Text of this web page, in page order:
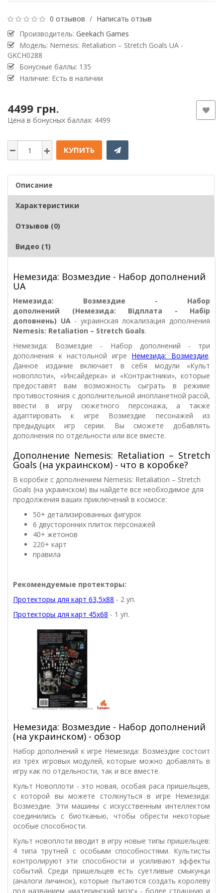
0 отзывов / Написать отзыв
Производитель: Geekach Games
Модель: Nemesis: Retaliation – Stretch Goals UA -
GKCH0288
Бонусные баллы: 135
Наличие: Есть в наличии
4499 грн.
Цена в бонусных баллах: 4499
КУПИТЬ
Описание
Характеристики
Отзывов (0)
Видео (1)
Немезида: Возмездие - Набор дополнений
UA
Немезида: Возмездие - Набор
дополнений (Немезида: Відплата - Набір
доповнень) UA - украинская локализация дополнения
Nemesis: Retaliation – Stretch Goals.
Немезида: Возмездие - Набор дополнений - три
дополнения к настольной игре Немезида: Возмездие.
Данное издание включает в себя модули «Культ
новоплоти», «Инсайдерка» и «Контрактники», которые
предоставят вам возможность сыграть в режиме
противостояния с дополнительной инопланетной расой,
ввести в игру сюжетного персонажа, а также
адаптировать к игре Возмездие песонажей из
предыдущих игр серии. Вы сможете добавлять
дополнения по отдельности или все вместе.
Дополнение Nemesis: Retaliation – Stretch
Goals (на украинском) - что в коробке?
В коробке с дополнением Nemesis: Retaliation – Stretch
Goals (на украинском) вы найдете все необходимое для
продолжения ваших приключений в космосе:
50+ детализированных фигурок
6 двусторонних плиток персонажей
40+ жетонов
220+ карт
правила
Рекомендуемые протекторы:
Протекторы для карт 63,5x88 - 2 уп.
Протекторы для карт 45x68 - 1 уп.
Немезида: Возмездие - Набор дополнений
(на украинском) - обзор
Набор дополнений к игре Немезида: Возмездие состоит
из трёх игровых модулей, которые можно добавлять в
игру как по отдельности, так и все вместе.
Культ Новоплоти - это новая, особая раса пришельцев,
с которой вы можете столкнуться в игре Немезида:
Возмездие. Эти машины с искусственным интеллектом
соединились с биотканью, чтобы обрести некоторые
особые способности.
Культ новоплоти вводит в игру новые типы пришельцев:
4 типа трутней с особыми способностями. Культисты
контролируют эти способности и усиливают эффекты
событий. Среди пришельцев есть суетливые смыкунци
(аналоги личинок), которые пытаются создать королеву
под названием «материнский мозг» - более страшную и